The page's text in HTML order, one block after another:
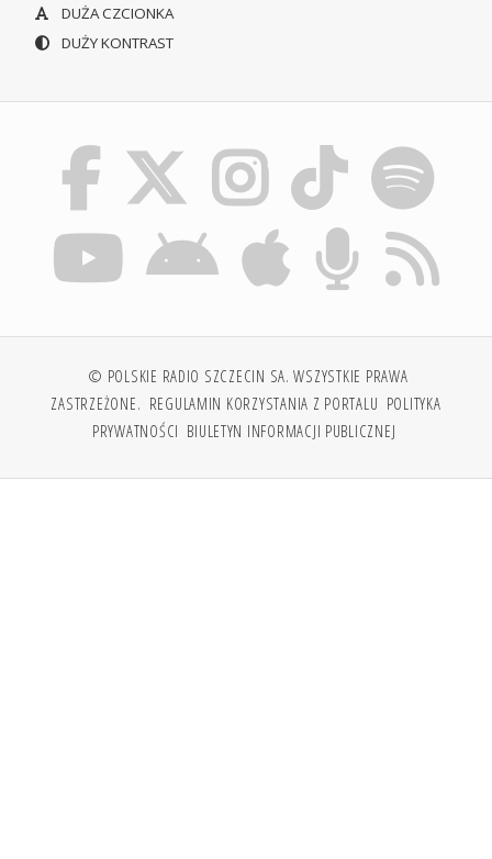
DUŻA CZCIONKA
DUŻY KONTRAST
© POLSKIE RADIO SZCZECIN SA. WSZYSTKIE PRAWA
ZASTRZEŻONE. REGULAMIN KORZYSTANIA Z PORTALU POLITYKA
PRYWATNOŚCI BIULETYN INFORMACJI PUBLICZNEJ